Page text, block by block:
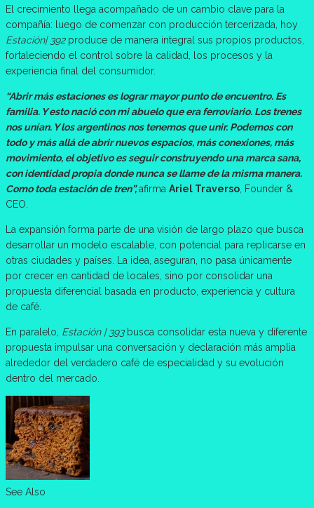
El crecimiento llega acompañado de un cambio clave para la
compañía: luego de comenzar con producción tercerizada, hoy
Estación| 392produce de manera integral sus propios productos,
fortaleciendo el control sobre la calidad, los procesos y la
experiencia final del consumidor.
“Abrir más estaciones es lograr mayor punto de encuentro. Es
familia. Y esto nació con mi abuelo que era ferroviario. Los trenes
nos unían. Y los argentinos nos tenemos que unir. Podemos con
todo y más allá de abrir nuevos espacios, más conexiones, más
movimiento, el objetivo es seguir construyendo una marca sana,
con identidad propia donde nunca se llame de la misma manera.
Como toda estación de tren”,afirma Ariel Traverso , Founder &
CEO.
La expansión forma parte de una visión de largo plazo que busca
desarrollar un modelo escalable, con potencial para replicarse en
otras ciudades y países. La idea, aseguran, no pasa únicamente
por crecer en cantidad de locales, sino por consolidar una
propuesta diferencial basada en producto, experiencia y cultura
de café.
En paralelo, Estación | 393busca consolidar esta nueva y diferente
propuesta impulsar una conversación y declaración más amplia
alrededor del verdadero café de especialidad y su evolución
dentro del mercado.
See Also